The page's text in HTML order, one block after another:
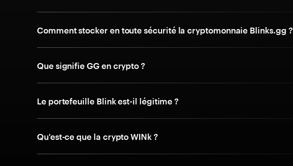
Comment stocker en toute sécurité la cryptomonnaie Blinks.gg ?
Que signifie GG en crypto ?
Le portefeuille Blink est-il légitime ?
Qu'est-ce que la crypto WINk ?